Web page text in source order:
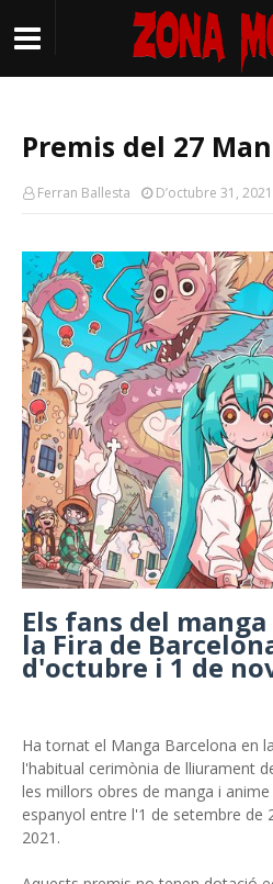
Premis del 27
Ferran Ballesta D’octubre 31, 2021
Els fans del
la Fira de
d'octubre i 1 de
Ha tornat el Manga Barcelona en
l'habitual cerimònia de lliurament
les millors obres de manga i
espanyol entre l'1 de setembre de
2021.